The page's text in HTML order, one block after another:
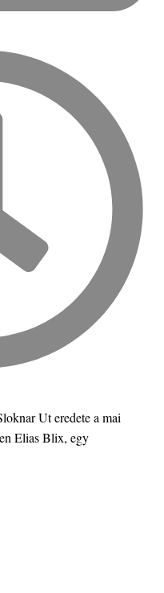
Ut eredete a mai
Elias Blix, egy